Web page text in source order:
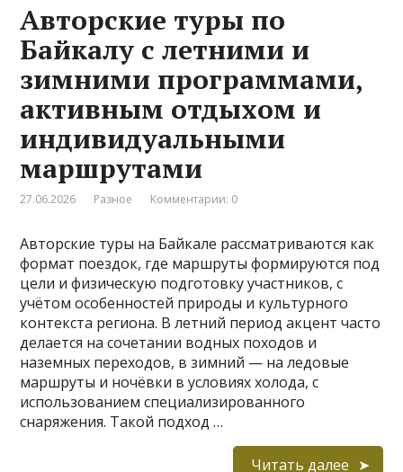
Авторские туры по
Байкалу с летними и
зимними программами,
активным отдыхом и
индивидуальными
маршрутами
27.06.2026 Разное Комментарии: 0
Авторские туры на Байкале рассматриваются как
формат поездок, где маршруты формируются под
цели и физическую подготовку участников, с
учётом особенностей природы и культурного
контекста региона. В летний период акцент часто
делается на сочетании водных походов и
наземных переходов, в зимний — на ледовые
маршруты и ночёвки в условиях холода, с
использованием специализированного
снаряжения. Такой подход …
Читать далее